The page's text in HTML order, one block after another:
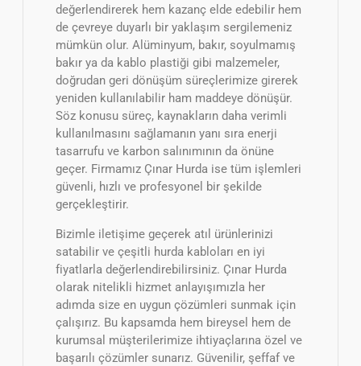
değerlendirerek hem kazanç elde edebilir hem
de çevreye duyarlı bir yaklaşım sergilemeniz
mümkün olur. Alüminyum, bakır, soyulmamış
bakır ya da kablo plastiği gibi malzemeler,
doğrudan geri dönüşüm süreçlerimize girerek
yeniden kullanılabilir ham maddeye dönüşür.
Söz konusu süreç, kaynakların daha verimli
kullanılmasını sağlamanın yanı sıra enerji
tasarrufu ve karbon salınımının da önüne
geçer. Firmamız Çınar Hurda ise tüm işlemleri
güvenli, hızlı ve profesyonel bir şekilde
gerçekleştirir.
Bizimle iletişime geçerek atıl ürünlerinizi
satabilir ve çeşitli hurda kabloları en iyi
fiyatlarla değerlendirebilirsiniz. Çınar Hurda
olarak nitelikli hizmet anlayışımızla her
adımda size en uygun çözümleri sunmak için
çalışırız. Bu kapsamda hem bireysel hem de
kurumsal müşterilerimize ihtiyaçlarına özel ve
başarılı çözümler sunarız. Güvenilir, şeffaf ve